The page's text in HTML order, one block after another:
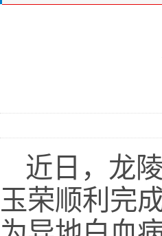
近日，龙
玉荣顺利完